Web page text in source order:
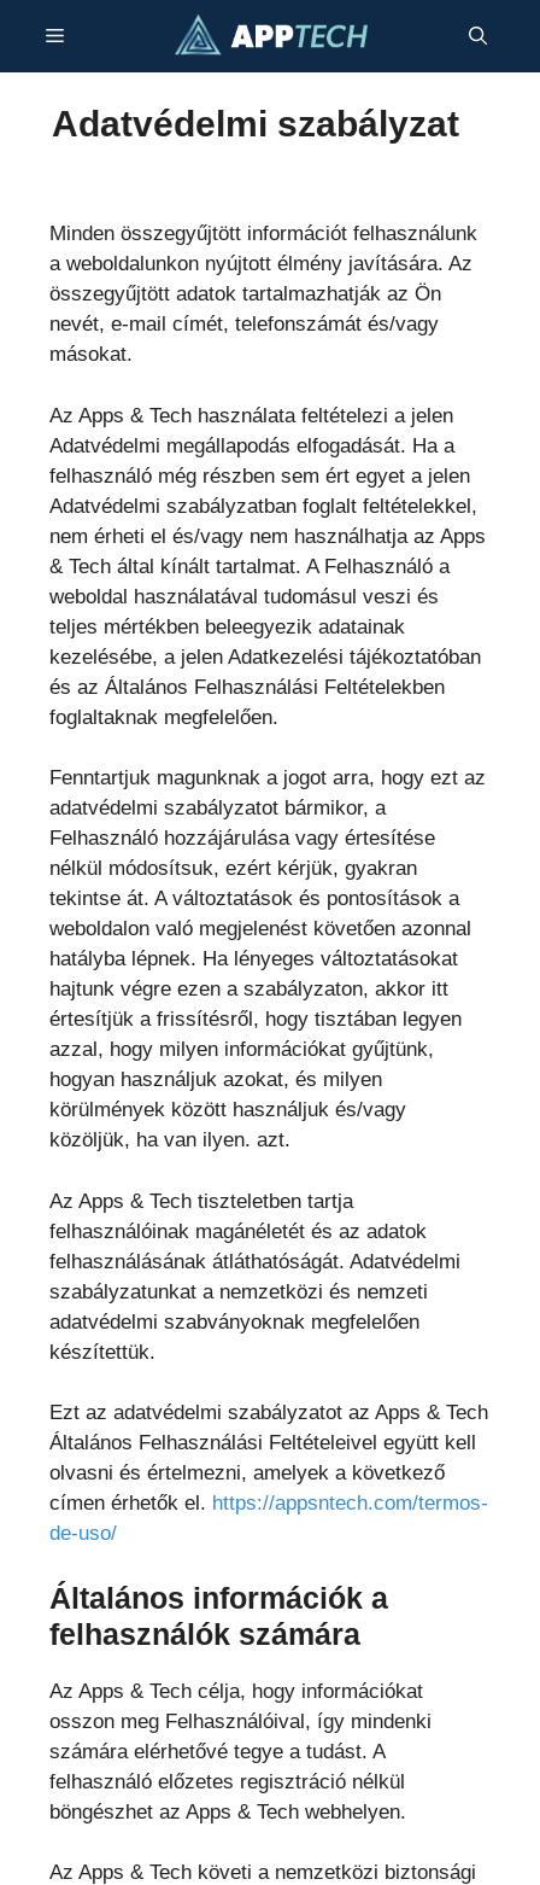
tartalomba
Menü
Adatvédelmi szabályzat
Minden összegyűjtött információt felhasználunk
a weboldalunkon nyújtott élmény javítására. Az
összegyűjtött adatok tartalmazhatják az Ön
nevét, e-mail címét, telefonszámát és/vagy
másokat.
Az Apps & Tech használata feltételezi a jelen
Adatvédelmi megállapodás elfogadását. Ha a
felhasználó még részben sem ért egyet a jelen
Adatvédelmi szabályzatban foglalt feltételekkel,
nem érheti el és/vagy nem használhatja az Apps
& Tech által kínált tartalmat. A Felhasználó a
weboldal használatával tudomásul veszi és
teljes mértékben beleegyezik adatainak
kezelésébe, a jelen Adatkezelési tájékoztatóban
és az Általános Felhasználási Feltételekben
foglaltaknak megfelelően.
Fenntartjuk magunknak a jogot arra, hogy ezt az
adatvédelmi szabályzatot bármikor, a
Felhasználó hozzájárulása vagy értesítése
nélkül módosítsuk, ezért kérjük, gyakran
tekintse át. A változtatások és pontosítások a
weboldalon való megjelenést követően azonnal
hatályba lépnek. Ha lényeges változtatásokat
hajtunk végre ezen a szabályzaton, akkor itt
értesítjük a frissítésről, hogy tisztában legyen
azzal, hogy milyen információkat gyűjtünk,
hogyan használjuk azokat, és milyen
körülmények között használjuk és/vagy
közöljük, ha van ilyen. azt.
Az Apps & Tech tiszteletben tartja
felhasználóinak magánéletét és az adatok
felhasználásának átláthatóságát. Adatvédelmi
szabályzatunkat a nemzetközi és nemzeti
adatvédelmi szabványoknak megfelelően
készítettük.
Ezt az adatvédelmi szabályzatot az Apps & Tech
Általános Felhasználási Feltételeivel együtt kell
olvasni és értelmezni, amelyek a következő
címen érhetők el. https://appsntech.com/termos-
de-uso/
Általános információk a
felhasználók számára
Az Apps & Tech célja, hogy információkat
osszon meg Felhasználóival, így mindenki
számára elérhetővé tegye a tudást. A
felhasználó előzetes regisztráció nélkül
böngészhet az Apps & Tech webhelyen.
Az Apps & Tech követi a nemzetközi biztonsági